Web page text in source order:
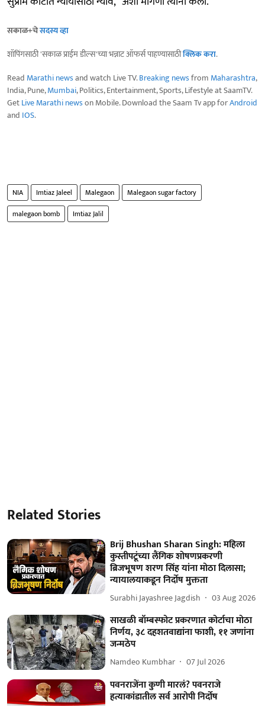
सकाळ+चेसदस्य व्हा
शॉपिंगसाठी 'सकाळ प्राईम डील्स'च्या भन्नाट ऑफर्स पाहण्यासाठीक्लिक करा.
Read Marathi newsand watch Live TV.Breaking newsfrom Maharashtra,
India, Pune,Mumbai, Politics, Entertainment, Sports, Lifestyle at SaamTV.
GetLive Marathi newson Mobile. Download the Saam Tv app forAndroid
and IOS.
NIA Imtiaz Jaleel Malegaon
Malegaon sugar factory
malegaon bomb
Imtiaz Jalil
Related Stories
Brij Bhushan Sharan Singh: महिला
कुस्तीपटूंच्या लैंगिक शोषणप्रकरणी
ब्रिजभूषण शरण सिंह यांना मोठा दिलासा;
न्यायालयाकडून निर्दोष मुक्तता
Surabhi Jayashree Jagdish 03 Aug 2026
साखळी बॉम्बस्फोट प्रकरणात कोर्टाचा मोठा
निर्णय, ३८ दहशतवाद्यांना फाशी, ११ जणांना
जन्मठेप
Namdeo Kumbhar 07 Jul 2026
पवनराजेंना कुणी मारलं? पवनराजे
हत्याकांडातील सर्व आरोपी निर्दोष